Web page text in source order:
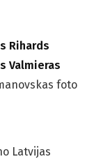
Rihards
Valmieras
foto
Latvijas